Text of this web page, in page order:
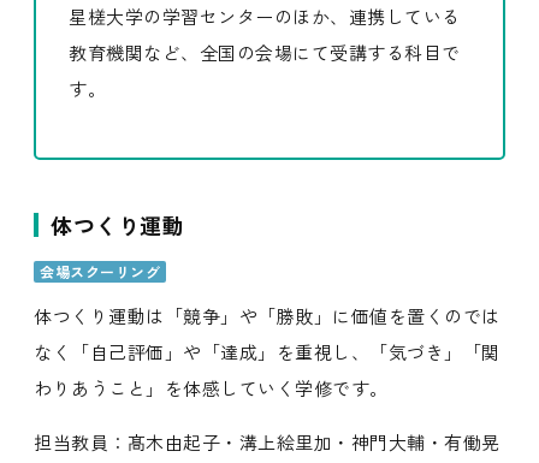
星槎大学の学習センターのほか、連携している
教育機関など、全国の会場にて受講する科目で
す。
体つくり運動
会場スクーリング
体つくり運動は「競争」や「勝敗」に価値を置くのでは
なく「自己評価」や「達成」を重視し、「気づき」「関
わりあうこと」を体感していく学修です。
担当教員：髙木由起子・溝上絵里加・神門大輔・有働晃